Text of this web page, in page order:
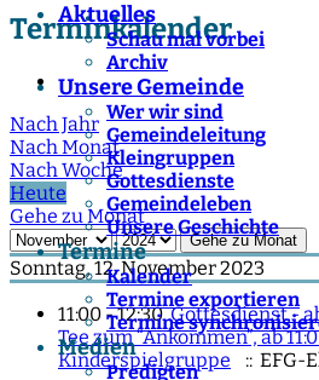
Aktuelles
Schau mal vorbei
Archiv
Unsere Gemeinde
Wer wir sind
Gemeindeleitung
Kleingruppen
Gottesdienste
Gemeindeleben
Unsere Geschichte
Termine
Kalender
Termine exportieren
Termine
Medien
Predigten
Terminkalender
Nach Jahr
Nach Monat
Nach Woche
Heute
Gehe zu Monat
Gehe zu Monat
Sonntag, 12. November 2023
11:00 - 12:30Gottesdienst -
Tee zum “Ankommen”, ab
Kinderspielgruppe
:: EFG-